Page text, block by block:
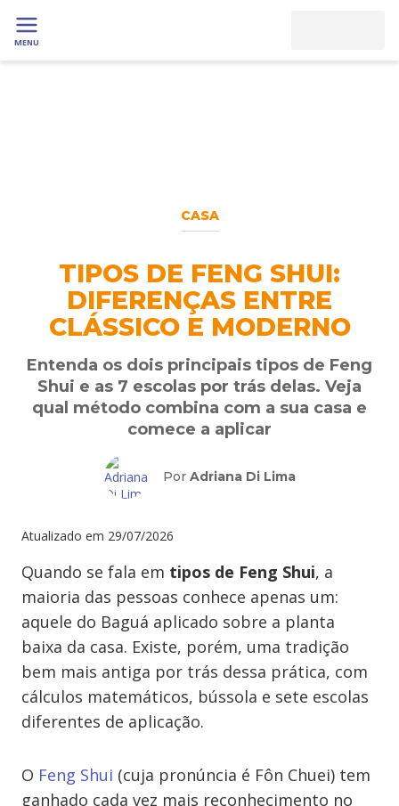
MENU
CASA
TIPOS DE FENG SHUI:
DIFERENÇAS ENTRE
CLÁSSICO E MODERNO
Entenda os dois principais tipos de Feng
Shui e as 7 escolas por trás delas. Veja
qual método combina com a sua casa e
comece a aplicar
Por Adriana Di Lima
Atualizado em 29/07/2026
Quando se fala em tipos de Feng Shui, a
maioria das pessoas conhece apenas um:
aquele do Baguá aplicado sobre a planta
baixa da casa. Existe, porém, uma tradição
bem mais antiga por trás dessa prática, com
cálculos matemáticos, bússola e sete escolas
diferentes de aplicação.
O Feng Shui (cuja pronúncia é Fôn Chuei) tem
ganhado cada vez mais reconhecimento no